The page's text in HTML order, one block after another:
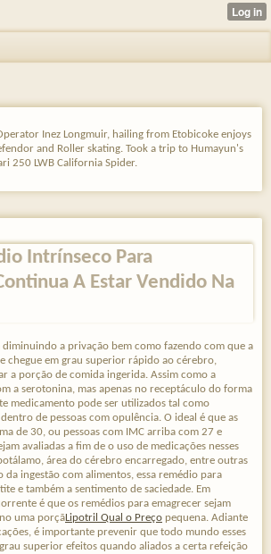
Inez Longmuir, hailing from Etobicoke enjoys
and Roller skating. Took a trip to Humayun's
250 LWB California Spider.
Intrínseco Para
A Estar Vendido Na
a privação bem como fazendo com que a
chegue em grau superior rápido ao cérebro,
a porção de comida ingerida. Assim como a
a serotonina, mas apenas no receptáculo do forma
medicamento pode ser utilizados tal como
de pessoas com opulência. O ideal é que as
de 30, ou pessoas com IMC arriba com 27 e
avaliadas a fim de o uso de medicações nesses
área do cérebro encarregado, entre outras
da ingestão com alimentos, essa remédio para
e também a sentimento de saciedade. Em
é que os remédios para emagrecer sejam
uma porçãLipotril Qual o Preço pequena. Adiante
é importante prevenir que todo mundo esses
superior efeitos quando aliados a certa refeição